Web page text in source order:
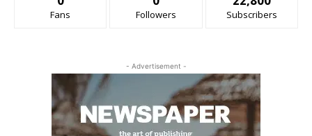
Fans Followers Subscribers
- Advertisement -